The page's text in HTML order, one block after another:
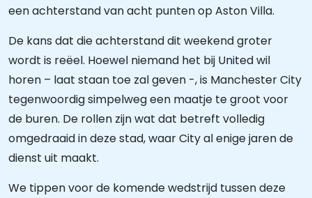
een achterstand van acht punten op Aston Villa.
De kans dat die achterstand dit weekend groter
wordt is reëel. Hoewel niemand het bij United wil
horen – laat staan toe zal geven -, is Manchester City
tegenwoordig simpelweg een maatje te groot voor
de buren. De rollen zijn wat dat betreft volledig
omgedraaid in deze stad, waar City al enige jaren de
dienst uit maakt.
We tippen voor de komende wedstrijd tussen deze